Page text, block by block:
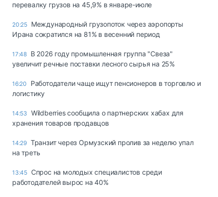
перевалку грузов на 45,9% в январе-июле
20:25 Международный грузопоток через аэропорты
Ирана сократился на 81% в весенний период
17:48 В 2026 году промышленная группа "Свеза"
увеличит речные поставки лесного сырья на 25%
16:20
Работодатели чаще ищут пенсионеров в торговлю и
логистику
14:53 Wildberries сообщила о партнерских хабах для
хранения товаров продавцов
14:29 Транзит через Ормузский пролив за неделю упал
на треть
13:45 Спрос на молодых специалистов среди
работодателей вырос на 40%